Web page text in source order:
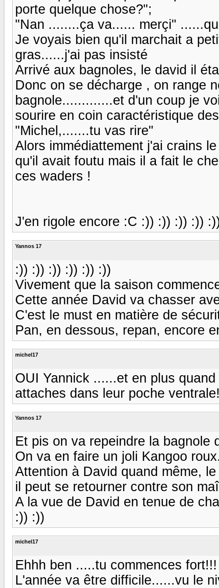
porte quelque chose?";
"Nan ........ça va...... merçi"
Je voyais bien qu'il marchait a
gras......j'ai pas insisté
Arrivé aux bagnoles, le david il
Donc on se décharge , on range
bagnole.............et d'un coup je
sourire en coin caractéristique
"Michel,.......tu vas rire"
Alors immédiattement j'ai crains
qu'il avait foutu mais il a fait le
ces waders !
J'en rigole encore :C :)) :)) :)) :))
Yannos 17
:)) :)) :)) :)) :)) :))
Vivement que la saison
Cette année David va chasser
C'est le must en matière de
Pan, en dessous, repan, encore
michel17
OUI Yannick ......et en plus
attaches dans leur poche
Yannos 17
Et pis on va repeindre la bagnole
On va en faire un joli Kangoo
Attention à David quand même,
il peut se retourner contre son
A la vue de David en tenue de
:)) :))
michel17
Ehhh ben .....tu commences
L'année va être difficile......vu le